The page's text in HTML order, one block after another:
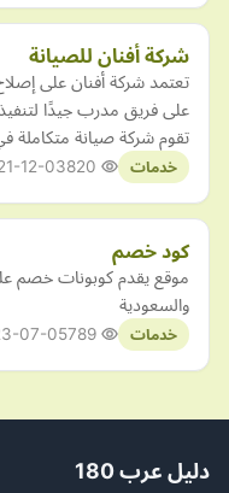
شركة أفنان للصيانة
تعتمد شركة أفنان على
على فريق مدرب جيدًا
تقوم شركة صيانة متكاملة
خدمات 12-03
كود خصم
موقع يقدم كوبونات خصم
والسعودية
خدمات 07-05
دليل عرب 180